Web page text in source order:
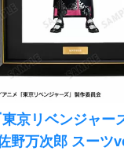
京リベンジャー
野万次郎 スーツ